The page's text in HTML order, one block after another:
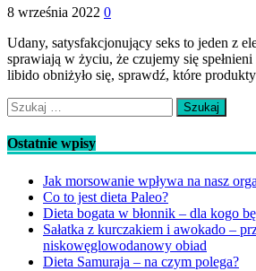
8 września 2022 0
Udany, satysfakcjonujący seks to jeden z
sprawiają w życiu, że czujemy się
libido obniżyło się, sprawdź, które produkty
Szukaj:
Ostatnie wpisy
Jak morsowanie wpływa na nasz
Co to jest dieta Paleo?
Dieta bogata w błonnik – dla kogo
Sałatka z kurczakiem i awokado –
niskowęglowodanowy obiad
Dieta Samuraja – na czym polega?